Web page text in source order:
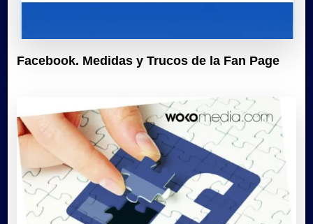
Facebook. Medidas y Trucos de la Fan Page